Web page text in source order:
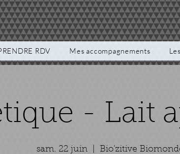
RDV Mes accompagnements
- Lait
sam. 22 juin Bio'zitive